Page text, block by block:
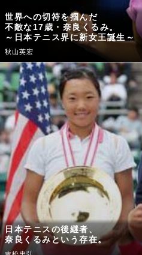
世界への切符を掴んだ
不敵な17歳・奈良くるみ。
～日本テニス界に新女王誕生～
秋山英宏
日本テニスの後継者、
奈良くるみという存在。